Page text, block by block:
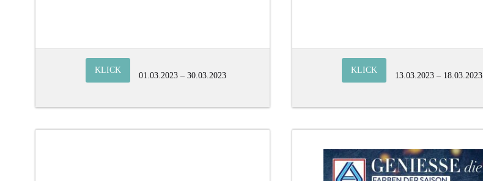
KLICK
01.03.2023 – 30.03.2023
KLICK
13.03.2023 – 18.03.2023